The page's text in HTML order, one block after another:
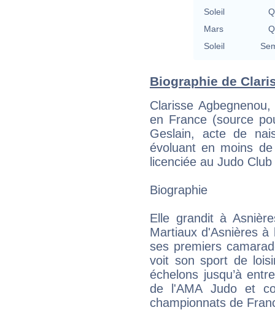
Soleil
Mars
Soleil
Biographie de
Clarisse
en France (source
Geslain, acte de
évoluant en moins
licenciée au Judo
Biographie
Elle grandit à
Martiaux d'Asnières
ses premiers
voit son sport de
échelons jusqu’à
de l'AMA Judo et
championnats de